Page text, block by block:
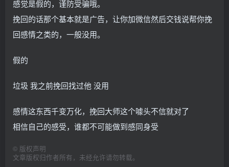
感觉是假的，谨防受骗哦。
挽回的话那个基本就是广告，让你加微信然后交钱说帮你挽
回感情之类的，一般没用。
假的
垃圾 我之前挽回找过他 没用
感情这东西千变万化，挽回大师这个噱头不信就对了
相信自己的感受，谁都不可能做到感同身受
© 版权声明
文章版权归作者所有，未经允许请勿转载。